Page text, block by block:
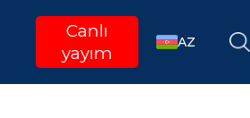
Canlı
yayım
AZ